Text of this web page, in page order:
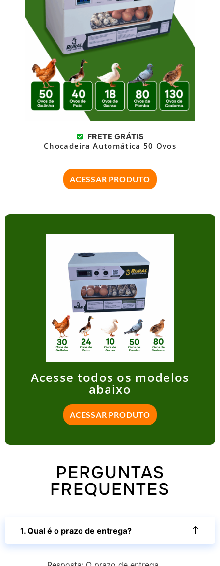
FRETE GRÁTIS
Chocadeira Automática 50 Ovos
ACESSAR PRODUTO
Acesse todos os modelos
abaixo
ACESSAR PRODUTO
PERGUNTAS
FREQUENTES
1. Qual é o prazo de entrega?